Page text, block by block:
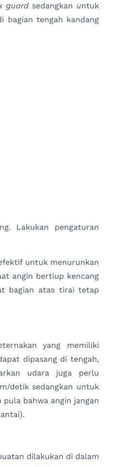
guard sedangkan untuk
bagian tengah kandang
Lakukan pengaturan
untuk menurunkan
angin bertiup kencang
bagian atas tirai tetap
yang memiliki
dipasang di tengah,
udara juga perlu
detik sedangkan untuk
bahwa angin jangan
dilakukan di dalam